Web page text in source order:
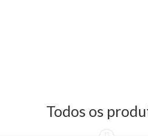
Todos os